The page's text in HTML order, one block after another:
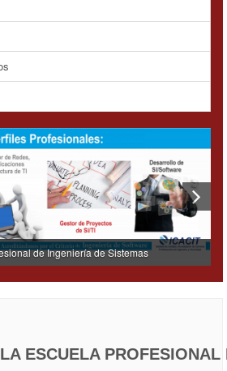
de Ingeniería de Sistemas